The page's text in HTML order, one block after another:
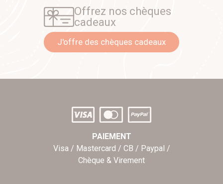
Offrez nos chèques
cadeaux
J'offre des chèques cadeaux
PAIEMENT
Visa / Mastercard / CB / Paypal /
Chèque & Virement